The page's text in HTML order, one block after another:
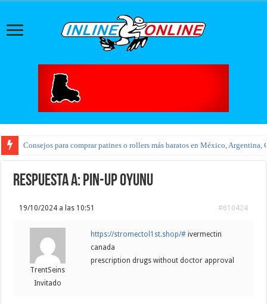
Consejos para comprar patines o rollers más baratos en México, Argentina,
Respuesta a: pin-up oyunu
19/10/2024 a las 10:51 #610424
TrentSeins
Invitado
https://stromectol1st.shop/# ivermectin
canada
prescription drugs without doctor approval